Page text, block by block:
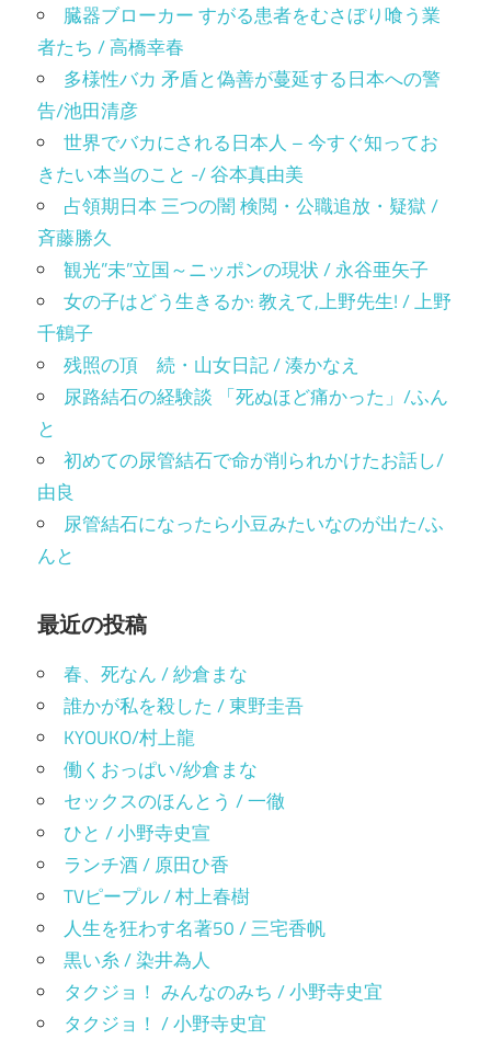
臓器ブローカー すがる患者をむさぼり喰う業
者たち / 高橋幸春
多様性バカ 矛盾と偽善が蔓延する日本への警
告/池田清彦
世界でバカにされる日本人 – 今すぐ知ってお
きたい本当のこと -/ 谷本真由美
占領期日本 三つの闇 検閲・公職追放・疑獄 /
斉藤勝久
観光”未”立国～ニッポンの現状 / 永谷亜矢子
女の子はどう生きるか: 教えて,上野先生! / 上野
千鶴子
残照の頂 続・山女日記 / 湊かなえ
尿路結石の経験談 「死ぬほど痛かった」/ふん
と
初めての尿管結石で命が削られかけたお話し/
由良
尿管結石になったら小豆みたいなのが出た/ふ
んと
最近の投稿
春、死なん / 紗倉まな
誰かが私を殺した / 東野圭吾
KYOUKO/村上龍
働くおっぱい/紗倉まな
セックスのほんとう / 一徹
ひと / 小野寺史宣
ランチ酒 / 原田ひ香
TVピープル / 村上春樹
人生を狂わす名著50 / 三宅香帆
黒い糸 / 染井為人
タクジョ！ みんなのみち / 小野寺史宜
タクジョ！ / 小野寺史宜